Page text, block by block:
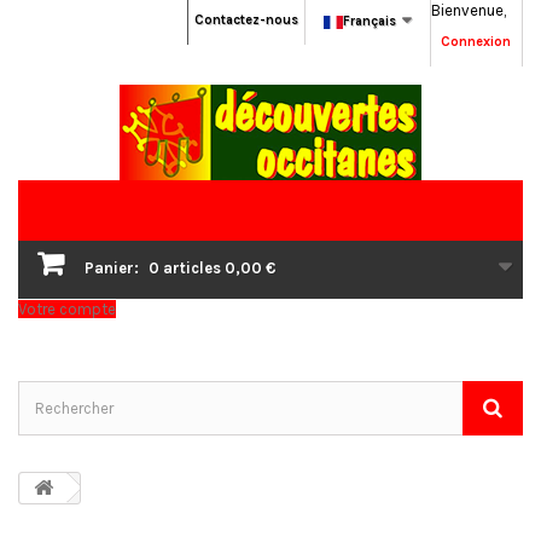
Bienvenue,
Connexion
Français
Contactez-nous
Panier: 0 articles 0,00 €
Votre compte